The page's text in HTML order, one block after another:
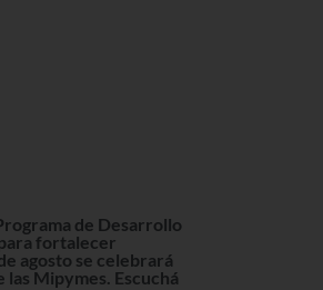
de Desarrollo
fortalecer
agosto se celebrará
las Mipymes. Escuchá